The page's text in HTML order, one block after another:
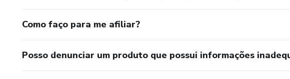
Como faço para me afiliar?
Posso denunciar um produto que possui informações